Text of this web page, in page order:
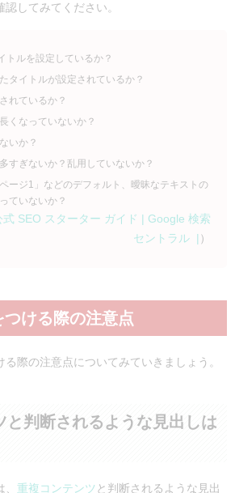
してみてください。
トルを設定しているか？
タイトルが設定されているか？
れているか？
くなっていないか？
いか？
すぎないか？乱用していないか？
ージ1」などのデフォルト、曖昧なテキストの
ていないか？
式 SEO スターター ガイド | Google 検索
セントラル |）
ける際の注意点
際の注意点についてみていきましょう。
と判断されるような見出しは
重複コンテンツ と判断されるような見出